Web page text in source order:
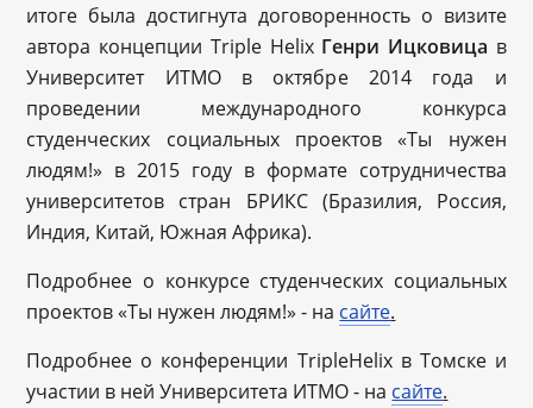
итоге была достигнута договоренность о визите
автора концепции Triple Helix Генри Ицковица в
Университет ИТМО в октябре 2014 года и
проведении международного конкурса
студенческих социальных проектов «Ты нужен
людям!» в 2015 году в формате сотрудничества
университетов стран БРИКС (Бразилия, Россия,
Индия, Китай, Южная Африка).
Подробнее о конкурсе студенческих социальных
проектов «Ты нужен людям!» - на сайте.
Подробнее о конференции TripleHelix в Томске и
участии в ней Университета ИТМО - на сайте.